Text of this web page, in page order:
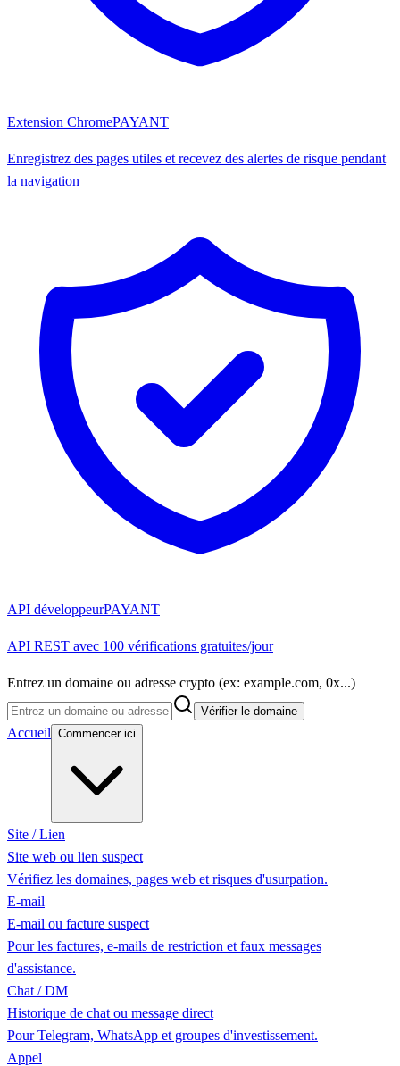
Extension ChromePAYANT
Enregistrez des pages utiles et recevez des alertes de risque pendant
la navigation
API développeurPAYANT
API REST avec 100 vérifications gratuites/jour
Entrez un domaine ou adresse crypto (ex: example.com, 0x...)
Vérifier le domaine
Accueil Commencer ici
Site / Lien
Site web ou lien suspect
Vérifiez les domaines, pages web et risques d'usurpation.
E-mail
E-mail ou facture suspect
Pour les factures, e-mails de restriction et faux messages
d'assistance.
Chat / DM
Historique de chat ou message direct
Pour Telegram, WhatsApp et groupes d'investissement.
Appel